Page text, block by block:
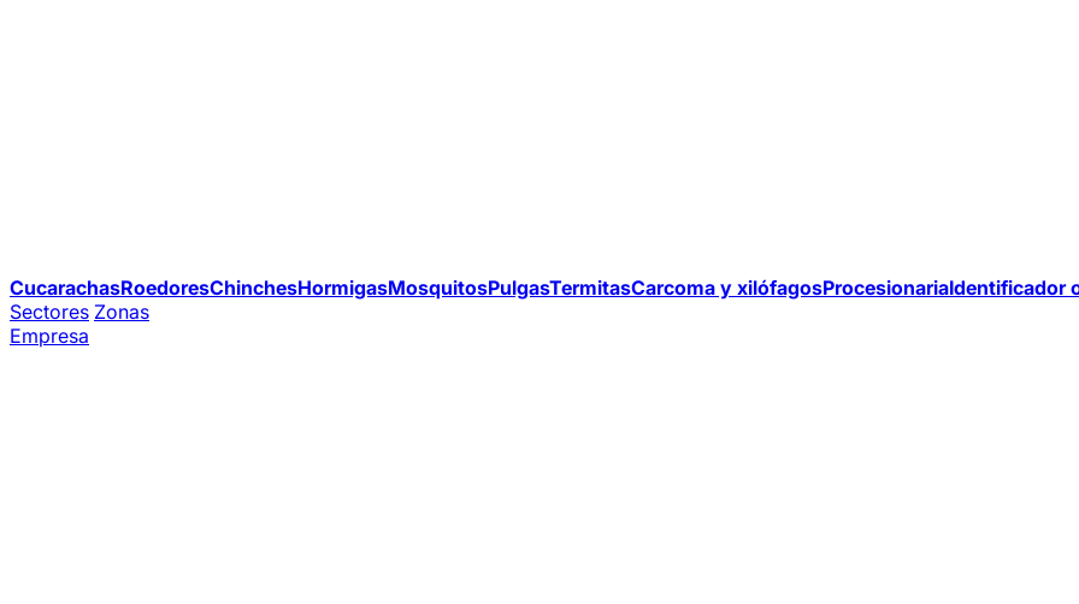
CucarachasRoedoresChinchesHormigasMosquitosPulgasTermitasCarcoma y xilófagosProcesionariaIdentificador
Sectores Zonas
Empresa